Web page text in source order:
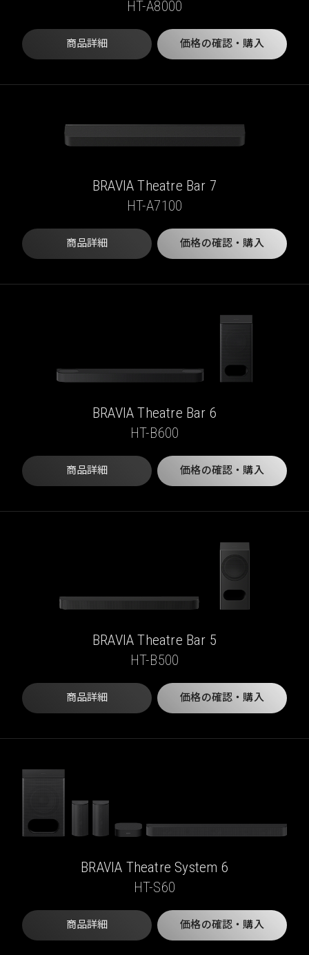
HT-A8000
商品詳細 価格の確認・購入
BRAVIA Theatre Bar 7
HT-A7100
商品詳細 価格の確認・購入
BRAVIA Theatre Bar 6
HT-B600
商品詳細 価格の確認・購入
BRAVIA Theatre Bar 5
HT-B500
商品詳細 価格の確認・購入
BRAVIA Theatre System 6
HT-S60
商品詳細 価格の確認・購入